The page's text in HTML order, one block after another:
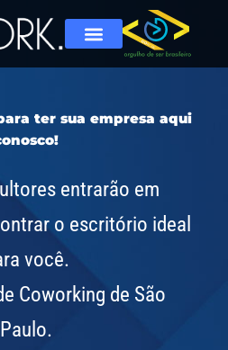
ter sua empresa aqui
entrarão em
o escritório ideal
você.
Coworking de São
Paulo.